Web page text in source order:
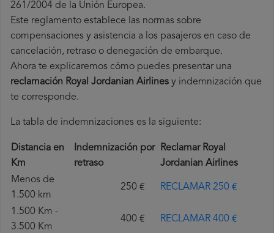
261/2004 de la Unión Europea.
Este reglamento establece las normas sobre
compensaciones y asistencia a los pasajeros en caso de
cancelación, retraso o denegación de embarque.
Ahora te explicaremos cómo puedes presentar una
reclamación Royal Jordanian Airlines y indemnización que
te corresponde.
La tabla de indemnizaciones es la siguiente:
Distancia en
Km
Indemnización por
retraso
Reclamar Royal
Jordanian Airlines
Menos de
1.500 km
250 € RECLAMAR 250 €
1.500 Km -
3.500 Km
400 € RECLAMAR 400 €